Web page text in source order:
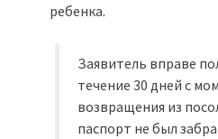
ребенка.
Заявитель вправе
течение 30 дней с
возвращения из
паспорт не был